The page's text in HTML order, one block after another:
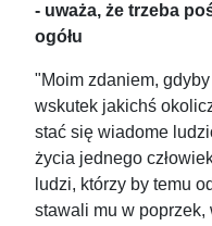
- uważa, że trzeba
ogółu
"Moim zdaniem,
wskutek jakichś
stać się wiadome
życia jednego
ludzi, którzy by temu
stawali mu w poprzek,